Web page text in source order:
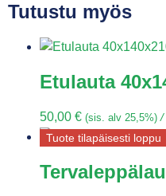
Tutustu myös
Etulauta
50,00 € (sis. alv 25,5%) /
Tuote tilapäisesti loppu